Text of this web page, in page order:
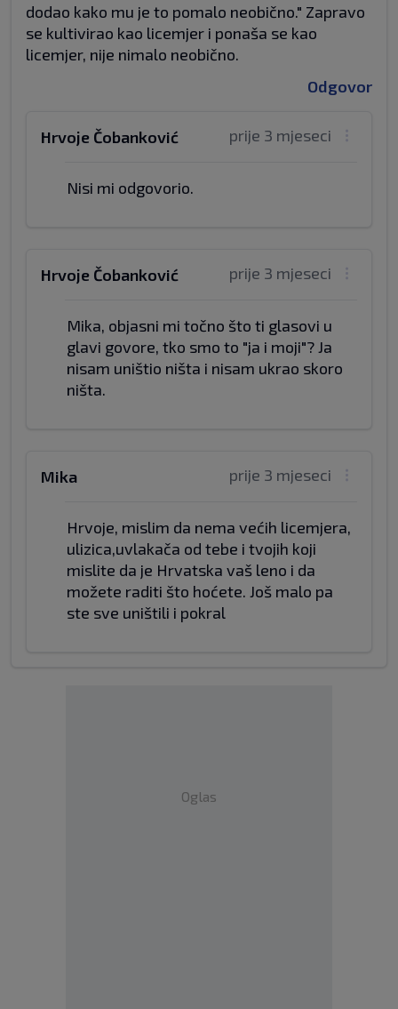
dodao kako mu je to pomalo neobično." Zapravo
se kultivirao kao licemjer i ponaša se kao
licemjer, nije nimalo neobično.
Odgovor
prije 3 mjeseci
Hrvoje Čobanković
Nisi mi odgovorio.
prije 3 mjeseci
Hrvoje Čobanković
Mika, objasni mi točno što ti glasovi u
glavi govore, tko smo to "ja i moji"? Ja
nisam uništio ništa i nisam ukrao skoro
ništa.
prije 3 mjeseci
Mika
Hrvoje, mislim da nema većih licemjera,
ulizica,uvlakača od tebe i tvojih koji
mislite da je Hrvatska vaš leno i da
možete raditi što hoćete. Još malo pa
ste sve uništili i pokral
Oglas